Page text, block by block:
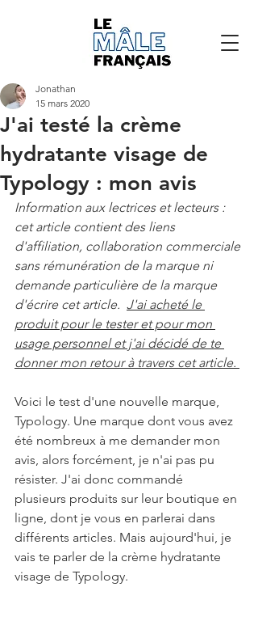
J'ai testé la crème
hydratante visage de
Typology : mon avis
Jonathan
15 mars 2020
Information aux lectrices et lecteurs :
cet article contient des liens
d'affiliation, collaboration commerciale
sans rémunération de la marque ni
demande particulière de la marque
d'écrire cet article. J'ai acheté le
produit pour le tester et pour mon
usage personnel et j'ai décidé de te
donner mon retour à travers cet article.
Voici le test d'une nouvelle marque,
Typology. Une marque dont vous avez
été nombreux à me demander mon
avis, alors forcément, je n'ai pas pu
résister. J'ai donc commandé
plusieurs produits sur leur boutique en
ligne, dont je vous en parlerai dans
différents articles. Mais aujourd'hui, je
vais te parler de la crème hydratante
visage de Typology.